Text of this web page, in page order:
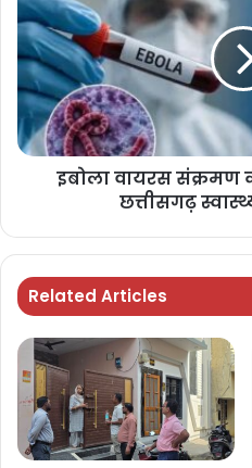
इबोला वायरस
छत्तीसगढ़
Related Articles